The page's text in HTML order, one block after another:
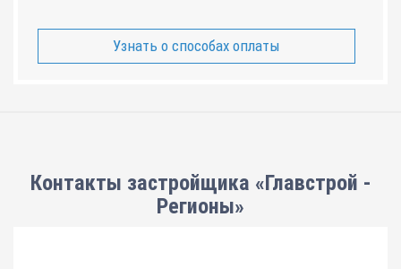
Узнать о способах оплаты
Контакты застройщика «Главстрой -
Регионы»